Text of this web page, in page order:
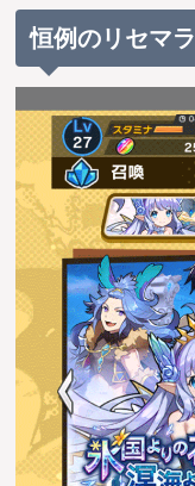
恒例のリセマラ